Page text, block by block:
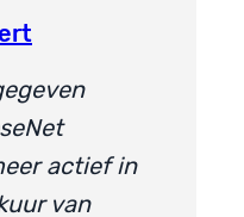
actief in
van